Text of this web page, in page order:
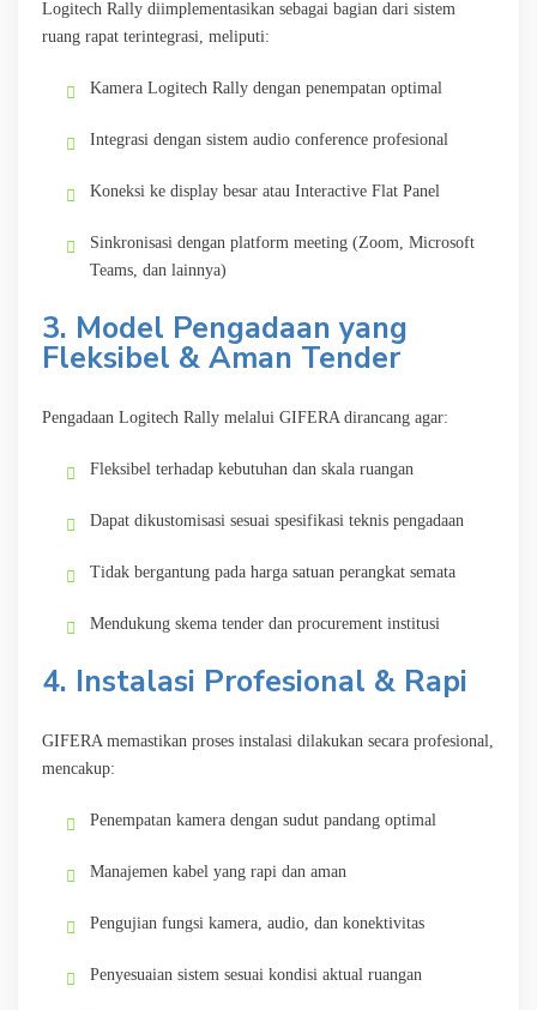
Logitech Rally diimplementasikan sebagai bagian dari sistem
ruang rapat terintegrasi, meliputi:
Kamera Logitech Rally dengan penempatan optimal
Integrasi dengan sistem audio conference profesional
Koneksi ke display besar atau Interactive Flat Panel
Sinkronisasi dengan platform meeting (Zoom, Microsoft
Teams, dan lainnya)
3. Model Pengadaan yang
Fleksibel & Aman Tender
Pengadaan Logitech Rally melalui GIFERA dirancang agar:
Fleksibel terhadap kebutuhan dan skala ruangan
Dapat dikustomisasi sesuai spesifikasi teknis pengadaan
Tidak bergantung pada harga satuan perangkat semata
Mendukung skema tender dan procurement institusi
4. Instalasi Profesional & Rapi
GIFERA memastikan proses instalasi dilakukan secara profesional,
mencakup:
Penempatan kamera dengan sudut pandang optimal
Manajemen kabel yang rapi dan aman
Pengujian fungsi kamera, audio, dan konektivitas
Penyesuaian sistem sesuai kondisi aktual ruangan